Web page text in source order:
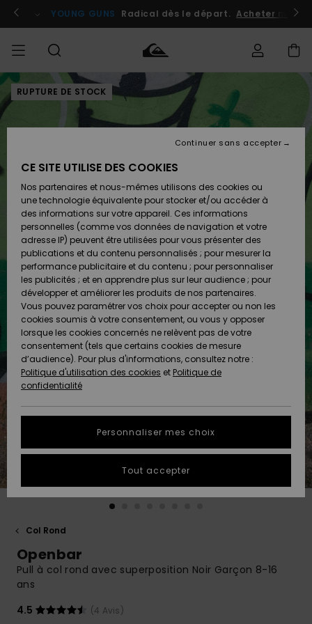
l'information
le
Se connecter / s'inscrire
YOUNG GUNS Radical dès le départ. Acheter
HOMME Vêtements
Chaussures
& Tongs
Surf
Snow
Nouveautés
A
Découvrir
Vêtements
Chaussures
& Tongs
Surf
Snow
Nouveautés
A
Découvrir
FEMME
Shop
A
Découvrir
Snow
SURF
Surf
Homme
Surf
Shop
Enfant
Highlights
Communauté
SNOW
Snow
Homme
Snow
Shop
Enfant
Snow
Shop
Femme
A
Découvrir
Communauté
OUTLET
Outlet
Enfant
Outlet
Femme
AIDE &
CONTACT
Accéder à
ma
Retours
Paiement
Carte
Cadeau
Quiksilver
Freedom
Protection
des
tailles
conversation
à votre
question.
une
conversation
MAGASINS
QUIKSILVER
RUPTURE DE STOCK
Col Rond
Openbar
Pull à col rond avec superposition Noir Garçon 8-16
ans
4.5
(4 Avis)
CE SITE UTILISE DES COOKIES
Nos partenaires et nous-mêmes utilisons des cookies ou
une technologie équivalente pour stocker et/ou accéder à
des informations sur votre appareil. Ces informations
personnelles (comme vos données de navigation et votre
adresse IP) peuvent être utilisées pour vous présenter des
publications et du contenu personnalisés ; pour mesurer la
performance publicitaire et du contenu ; pour personnaliser
les publicités ; et en apprendre plus sur leur audience ; pour
développer et améliorer les produits de nos partenaires.
Vous pouvez paramétrer vos choix pour accepter ou non les
cookies soumis à votre consentement, ou vous y opposer
lorsque les cookies concernés ne relèvent pas de votre
consentement (tels que certains cookies de mesure
d’audience). Pour plus d'informations, consultez notre :
Politique d'utilisation des cookies et Politique de
confidentialité
Personnaliser mes choix
Continuer sans accepter
Tout accepter